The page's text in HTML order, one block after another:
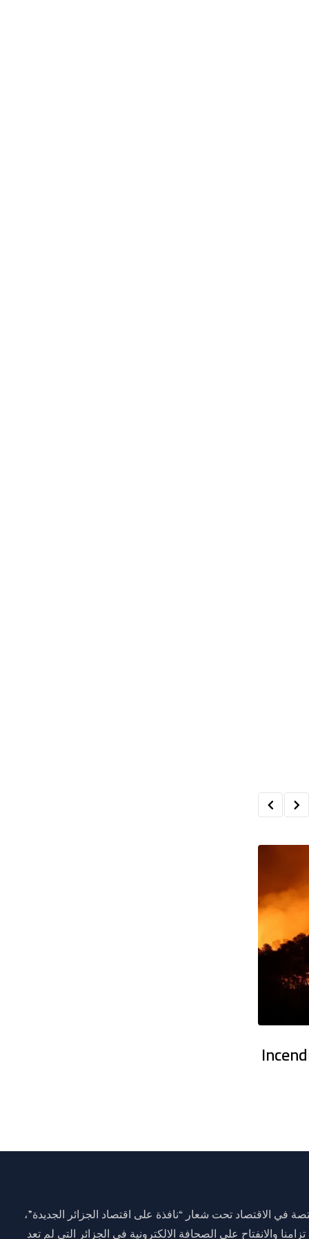
في الاقتصاد تحت شعار “نافذة على اقتصاد الجزائر الجديدة”،
01 جانفي 2021 وذلك تزامنا والانفتاح على الصحافة الالكترونية في الجزائر التي لم تعد